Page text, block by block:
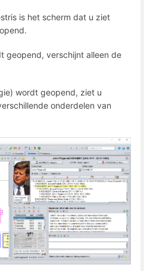
is het scherm dat u ziet
geopend, verschijnt alleen de
wordt geopend, ziet u
onderdelen van